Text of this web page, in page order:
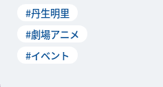
#丹生明里
#劇場アニメ
#イベント